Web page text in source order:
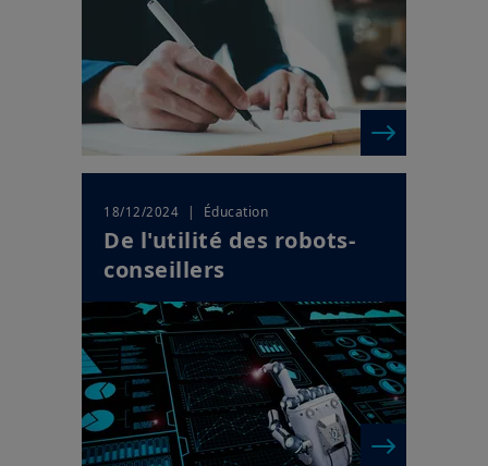
18/12/2024 | Éducation
De l'utilité des robots-
conseillers